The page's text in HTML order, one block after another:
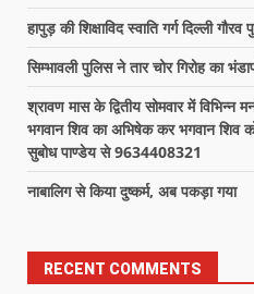
हापुड़ की शिक्षाविद स्वाति गर्ग दिल्ली
सिम्भावली पुलिस ने तार चोर गिरोह का
श्रावण मास के द्वितीय सोमवार में विभिन्न
भगवान शिव का अभिषेक कर भगवान शिव
सुबोध पाण्डेय से 9634408321
नाबालिग से किया दुष्कर्म, अब पकड़ा गया
RECENT COMMENTS